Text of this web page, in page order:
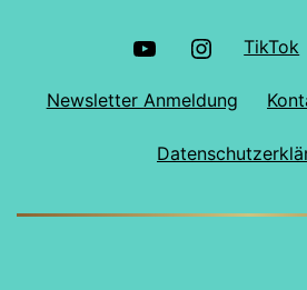
YouTube Instagram
TikTok
Newsletter Anmeldung